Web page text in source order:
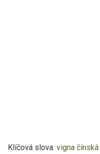
Klíčová slova: vigna čínská